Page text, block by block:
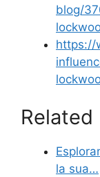
blog/
https://
Related
la sua…